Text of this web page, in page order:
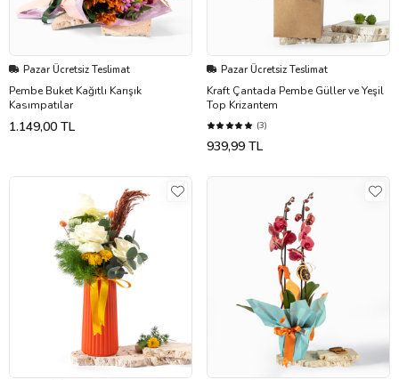
Pazar Ücretsiz Teslimat
Pembe Buket Kağıtlı Karışık
Kasımpatılar
1.149,00 TL
Pazar Ücretsiz Teslimat
Kraft Çantada Pembe Güller ve Yeşil
Top Krizantem
(3)
939,99 TL